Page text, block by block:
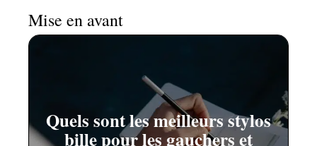
Mise en avant
Quels sont les meilleurs stylos
bille pour les gauchers et